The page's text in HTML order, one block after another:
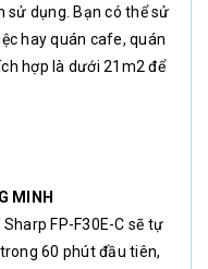
sử dụng. Bạn có thể sử
hay quán cafe, quán
hợp là dưới 21m2 để
MINH
FP-F30E-C sẽ tự
60 phút đầu tiên,